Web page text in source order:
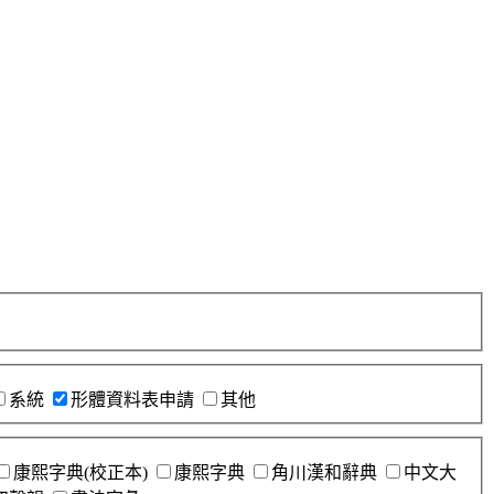
系統 形體資料表申請 其他
康熙字典(校正本) 康熙字典 角川漢和辭典
中文大